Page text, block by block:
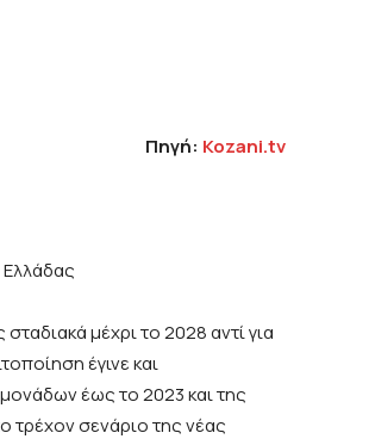
Πηγή: Kozani.tv
μέχρι το 2028 αντί για
έγινε και
έως το 2023 και της
σενάριο της νέας